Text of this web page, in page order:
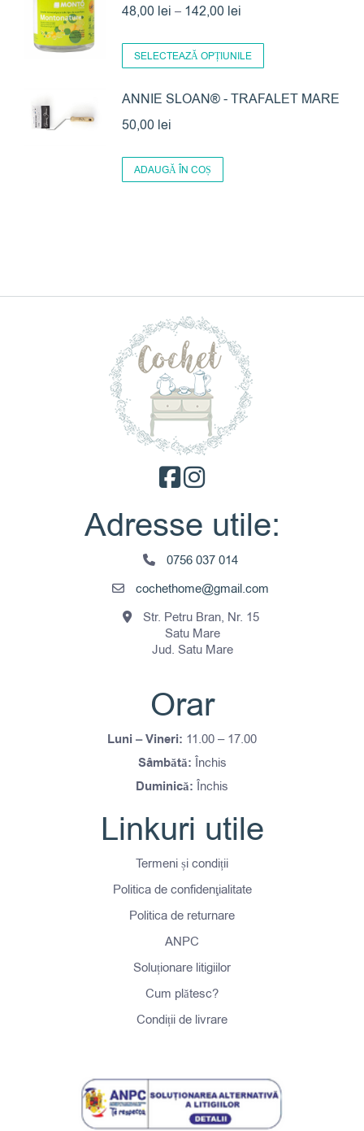
48,00 lei – 142,00 lei
prețuri:
până
SELECTEAZĂ OPȚIUNILE
are
ANNIE SLOAN® - TRAFALET MARE
50,00 lei
ADAUGĂ ÎN COȘ
Adresse utile:
0756 037 014
cochethome@gmail.com
Str. Petru Bran, Nr. 15
Satu Mare
Jud. Satu Mare
Orar
Luni – Vineri: 11.00 – 17.00
Sâmbătă: Închis
Duminică: Închis
Linkuri utile
Termeni și condiții
Politica de confidenţialitate
Politica de returnare
ANPC
Soluționare litigiilor
Cum plătesc?
Condiții de livrare